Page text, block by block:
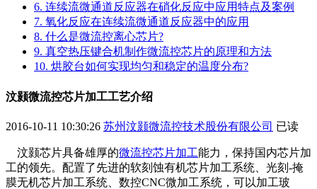
6. 连续流微通道反应器在硝化反应中应用特点及案例
7. 氧化反应在连续流微通道反应器中的应用
8. 什么是微流控离心芯片?
9. 真空热压键合机制作微流控芯片的原理和方法
10. 烘胶台如何实现均匀和稳定的温度分布?
汶颢微流控芯片加工工艺介绍
2016-10-11 10:30:26 苏州汶颢微流控技术股份有限公司 已读
汶颢芯片具备雄厚的微流控芯片加工能力，保持国内芯片加
工的领先。配置了先进的软刻蚀有机芯片加工系统、光刻-掩
膜无机芯片加工系统、数控CNC微加工系统，可以加工玻